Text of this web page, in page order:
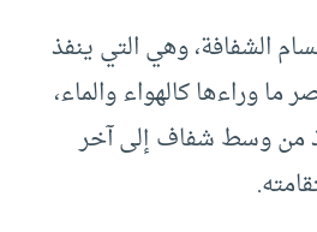
الشفافة، وهي التي ينفذ
ما وراءها كالهواء والماء،
من وسط شفاف إلى آخر